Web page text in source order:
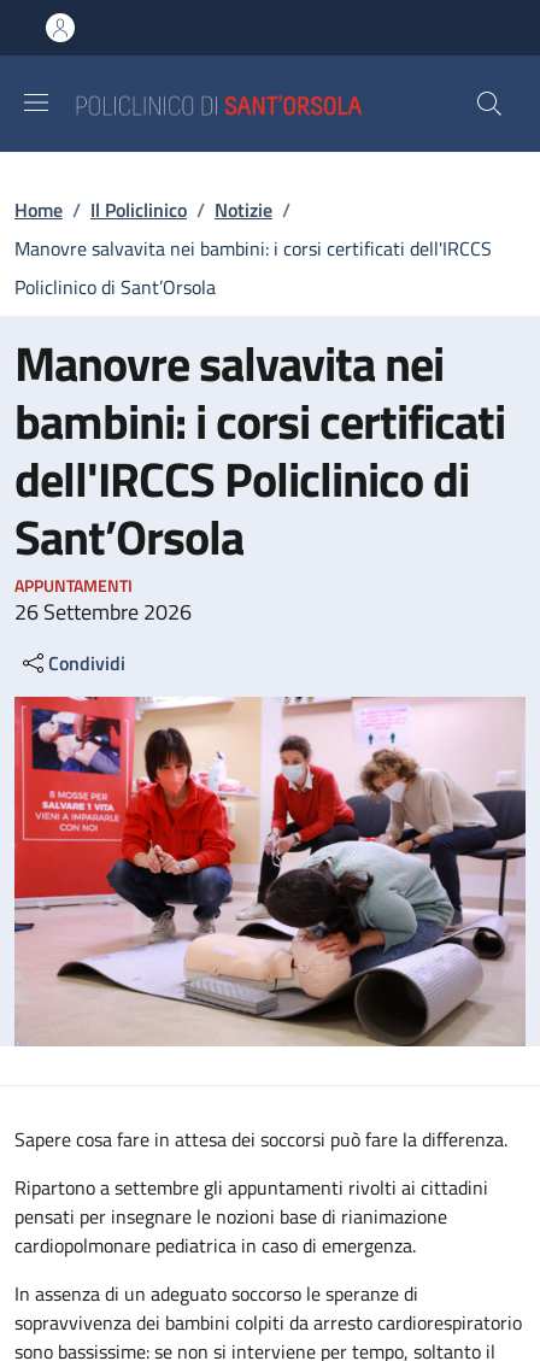
al contenuto principale
to footer content
Briciole di pane
Home / Il Policlinico / Notizie /
Manovre salvavita nei bambini: i corsi certificati dell'IRCCS
Policlinico di Sant’Orsola
Manovre salvavita nei
bambini: i corsi certificati
dell'IRCCS Policlinico di
Sant’Orsola
APPUNTAMENTI
26 Settembre 2026
Condividi
Sapere cosa fare in attesa dei soccorsi può fare la differenza.
Ripartono a settembre gli appuntamenti rivolti ai cittadini
pensati per insegnare le nozioni base di rianimazione
cardiopolmonare pediatrica in caso di emergenza.
In assenza di un adeguato soccorso le speranze di
sopravvivenza dei bambini colpiti da arresto cardiorespiratorio
sono bassissime: se non si interviene per tempo, soltanto il